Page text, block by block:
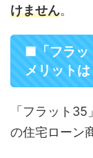
けません。
■「フラッ
メリットは
「フラット
の住宅ローン